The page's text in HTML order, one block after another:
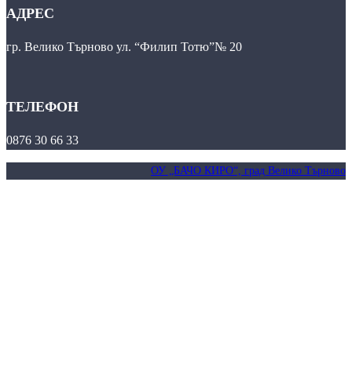
АДРЕС
гр. Велико Търново ул. “Филип Тотю”№ 20
ТЕЛЕФОН
0876 30 66 33
ОУ „БАЧО КИРО“, град Велико Търново